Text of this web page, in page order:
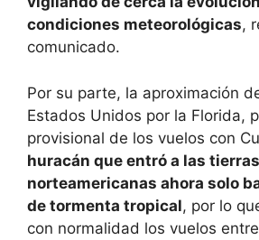
condiciones meteorológicas,
comunicado.
Por su parte, la aproximación
Estados Unidos por la Florida,
provisional de los vuelos con
huracán que entró a las tierras
norteamericanas ahora solo
de tormenta tropical, por lo
con normalidad los vuelos